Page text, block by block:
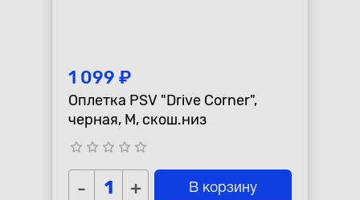
1 099 ₽
Оплетка PSV "Drive Corner",
черная, M, скош.низ
star_border star_border star_border star_border star_border
- + В корзину